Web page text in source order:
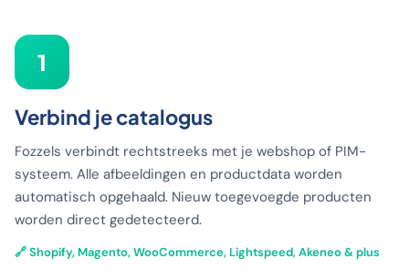
1
Verbind je catalogus
Fozzels verbindt rechtstreeks met je webshop of PIM-
systeem. Alle afbeeldingen en productdata worden
automatisch opgehaald. Nieuw toegevoegde producten
worden direct gedetecteerd.
🔗 Shopify, Magento, WooCommerce, Lightspeed, Akeneo & plus